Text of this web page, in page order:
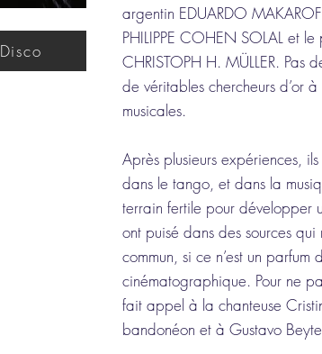
Disco
argentin EDUARDO
PHILIPPE COHEN SOLAL et
CHRISTOPH H. MÜLLER. Pas
de véritables chercheurs d’or
musicales.
Après plusieurs expériences,
dans le tango, et dans la
terrain fertile pour développer
ont puisé dans des sources qui
commun, si ce n’est un parfum
cinématographique. Pour ne
fait appel à la chanteuse
bandonéon et à Gustavo